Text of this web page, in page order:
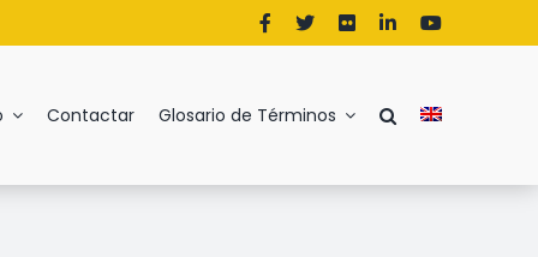
Contactar Glosario de Términos
S T U V W Y Z